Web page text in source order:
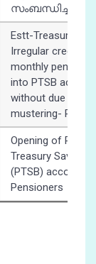
സംബന്ധിച്ച്
Estt-Treasuries -
Irregular crediting
monthly pension
into PTSB
without due
mustering-
Opening of
Treasury Savings
(PTSB) account
Pensioners